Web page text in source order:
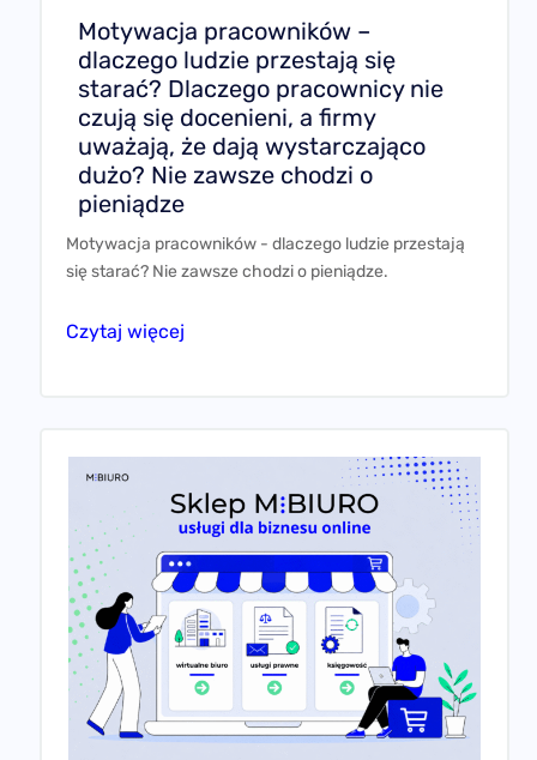
pieniądze
Motywacja pracowników - dlaczego ludzie przestają
się starać? Nie zawsze chodzi o pieniądze.
Czytaj więcej
Sklep M⋮BIURO – usługi dla
biznesu online: rejestracja
działalności, wezwanie do zapłaty,
zmiany w KRS.